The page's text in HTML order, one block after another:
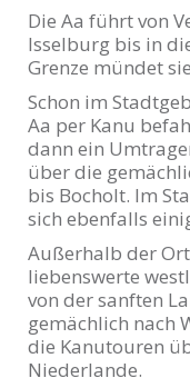
Die Aa führt von
Isselburg bis in
Grenze mündet
Schon im
Aa per Kanu
dann ein
über die
bis Bocholt. Im
sich ebenfalls
Außerhalb der
liebenswerte
von der sanften
gemächlich nach
die Kanutouren
Niederlande.